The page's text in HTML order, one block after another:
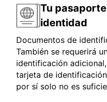
Tu
identidad
Documentos de
También se requerirá
identificación
tarjeta de
por sí solo no es